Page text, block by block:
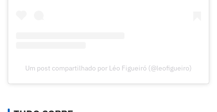
Um post compartilhado por Léo Figueiró (@leofigueiro)